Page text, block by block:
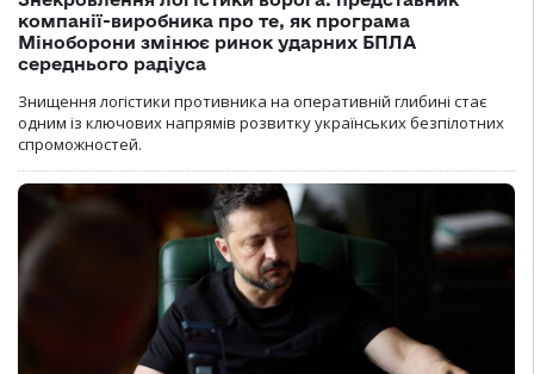
компанії-виробника про те, як програма
Міноборони змінює ринок ударних БПЛА
середнього радіуса
Знищення логістики противника на оперативній глибині стає
одним із ключових напрямів розвитку українських безпілотних
спроможностей.